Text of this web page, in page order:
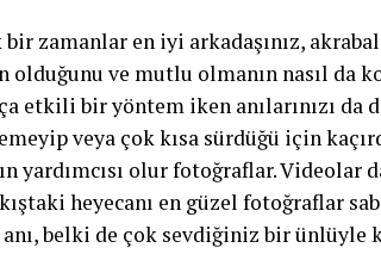
zamanlar en iyi arkadaşınız,
ve mutlu olmanın nasıl da
etkili bir yöntem iken anılarınızı da
veya çok kısa sürdüğü için
yardımcısı olur fotoğraflar. Videolar
heyecanı en güzel fotoğraflar
belki de çok sevdiğiniz bir ünlüyle